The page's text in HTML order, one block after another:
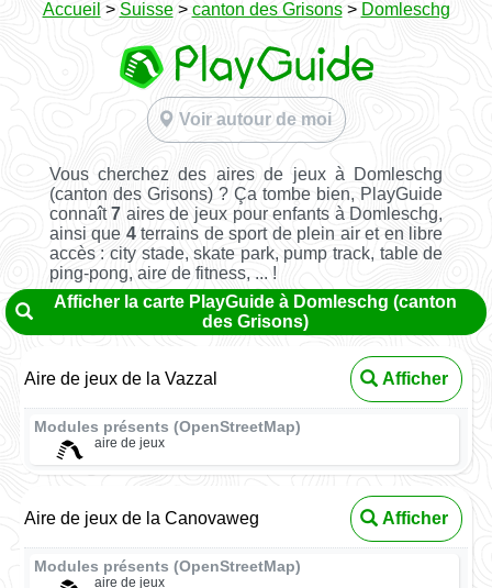
Accueil > Suisse> canton des Grisons> Domleschg
Voir autour de moi
Vous cherchez des aires de jeux à Domleschg
(canton des Grisons) ? Ça tombe bien, PlayGuide
connaît7 aires de jeux pour enfants à Domleschg,
ainsi que 4terrains de sport de plein air et en libre
accès : city stade, skate park, pump track, table de
ping-pong, aire de fitness, ... !
Afficher la carte PlayGuide à Domleschg (canton
des Grisons)
Aire de jeux de la Vazzal Afficher
Modules présents (OpenStreetMap)
aire de jeux
Aire de jeux de la Canovaweg Afficher
Modules présents (OpenStreetMap)
aire de jeux